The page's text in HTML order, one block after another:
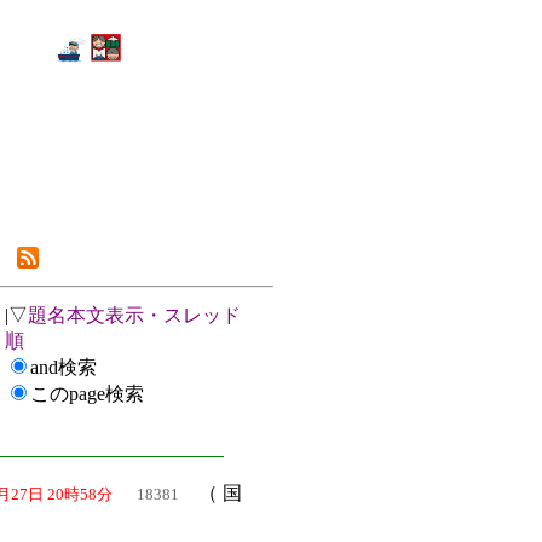
|▽題名本文表示・スレッド
順
and検索
このpage検索
27日 20時58分 18381 （ 国